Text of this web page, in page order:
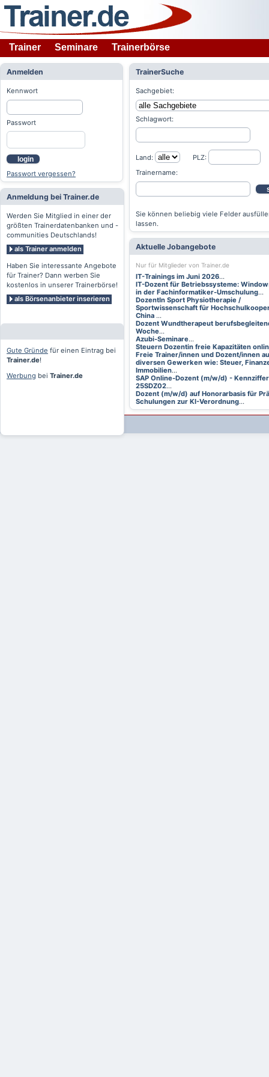
Trainer Seminare Trainerbörse
Anmelden
Kennwort
Passwort
login
Passwort vergessen?
Anmeldung bei Trainer.de
Werden Sie Mitglied in einer der
größten Trainerdatenbanken und -
communities Deutschlands!
als Trainer anmelden
Haben Sie interessante Angebote
für Trainer? Dann werben Sie
kostenlos in unserer Trainerbörse!
als Börsenanbieter inserieren
Gute Gründe für einen Eintrag bei
Trainer.de!
Werbung bei Trainer.de
TrainerSuche
Sachgebiet:
Schlagwort:
Land:
PLZ:
Trainername:
Sie können beliebig viele Felder
lassen.
Aktuelle Jobangebote
Nur für Mitglieder von Trainer.de
IT-Trainings im Juni 2026...
IT-Dozent für Betriebssysteme:
in der Fachinformatiker-Umschulung...
DozentIn Sport Physiotherapie /
Sportwissenschaft für
China ...
Dozent Wundtherapeut
Woche...
Azubi-Seminare...
Steuern Dozentin freie Kapazitäten
Freie Trainer/innen und Dozent/innen
diversen Gewerken wie: Steuer,
Immobilien...
SAP Online-Dozent (m/w/d) -
25SDZ02...
Dozent (m/w/d) auf Honorarbasis für
Schulungen zur KI-Verordnung...